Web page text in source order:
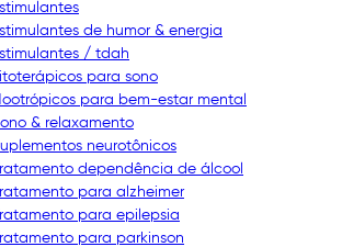
de humor & energia
/ tdah
para sono
para bem-estar mental
& relaxamento
neurotônicos
dependência de álcool
para alzheimer
para epilepsia
para parkinson